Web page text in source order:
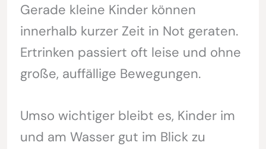
Gerade kleine Kinder können
innerhalb kurzer Zeit in Not geraten.
Ertrinken passiert oft leise und ohne
große, auffällige Bewegungen.
Umso wichtiger bleibt es, Kinder im
und am Wasser gut im Blick zu